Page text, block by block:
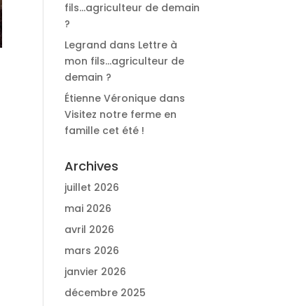
fils…agriculteur de demain
?
Legrand dans Lettre à
mon fils…agriculteur de
demain ?
Étienne Véronique dans
Visitez notre ferme en
famille cet été !
Archives
juillet 2026
mai 2026
avril 2026
mars 2026
janvier 2026
décembre 2025